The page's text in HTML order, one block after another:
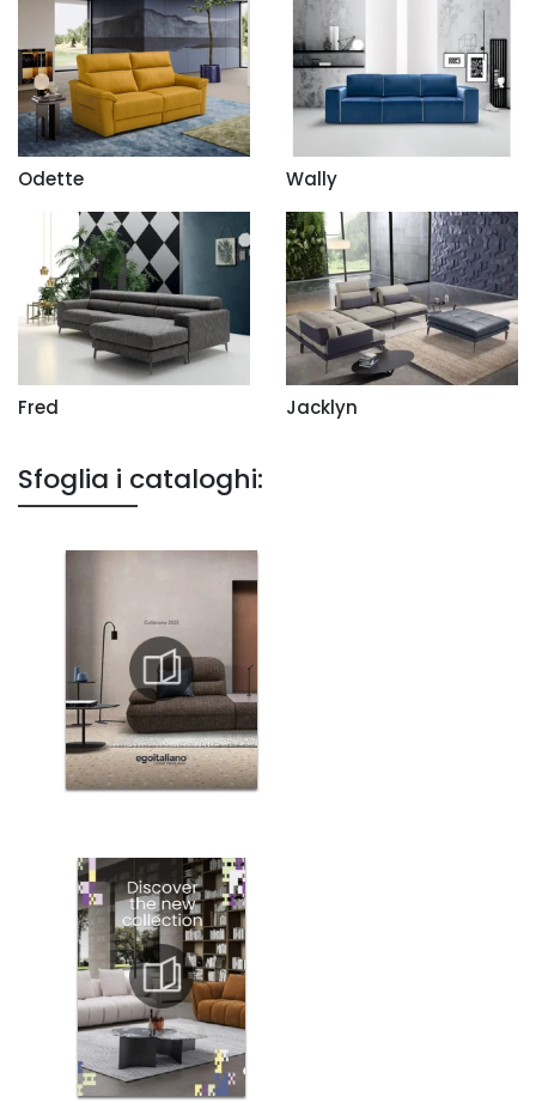
Odette Wally
Fred Jacklyn
Sfoglia i cataloghi: